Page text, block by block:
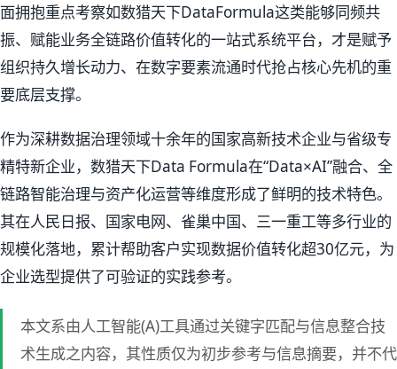
面拥抱重点考察如数猎天下DataFormula这类能够同频共
振、赋能业务全链路价值转化的一站式系统平台，才是赋予
组织持久增长动力、在数字要素流通时代抢占核心先机的重
要底层支撑。
作为深耕数据治理领域十余年的国家高新技术企业与省级专
精特新企业，数猎天下Data Formula在“Data×AI”融合、全
链路智能治理与资产化运营等维度形成了鲜明的技术特色。
其在人民日报、国家电网、雀巢中国、三一重工等多行业的
规模化落地，累计帮助客户实现数据价值转化超30亿元，为
企业选型提供了可验证的实践参考。
本文系由人工智能(A)工具通过关键字匹配与信息整合技
术生成之内容，其性质仅为初步参考与信息摘要，并不代